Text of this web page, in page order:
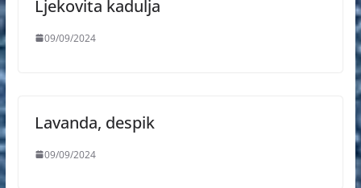
Ljekovita kadulja
09/09/2024
Lavanda, despik
09/09/2024